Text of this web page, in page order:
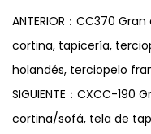
ANTERIOR：CC370
cortina, tapicería,
holandés, terciopelo
SIGUIENTE：CXCC-
cortina/sofá, tela de